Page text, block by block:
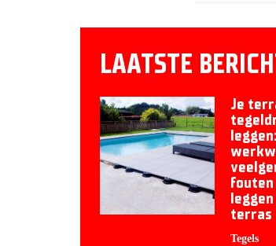
LAATSTE
Je
terras
Tegels